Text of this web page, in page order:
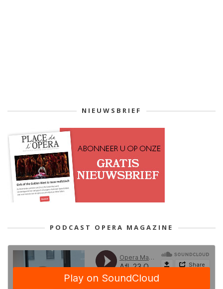
NIEUWSBRIEF
PODCAST OPERA MAGAZINE